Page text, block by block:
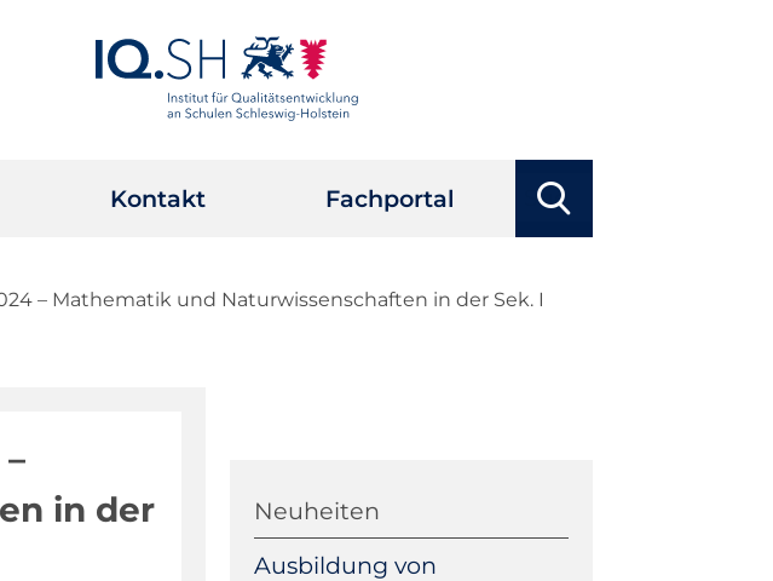
Kontakt Fachportal Suchbegriffe
– Mathematik und Naturwissenschaften in der Sek. I
in der
überspringen
Neuheiten
Ausbildung von